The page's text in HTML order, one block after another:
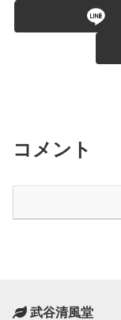
コメント
武谷清風堂